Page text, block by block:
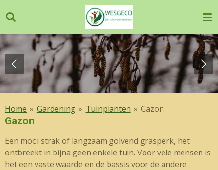
direct
naar
de
hoofdinhoud
Home » Gardening » Tuinplanten » Gazon
Gazon
Een mooi strak of langzaam golvend grasperk, het
ontbreekt in bijna geen enkele tuin. Voor vele mensen is
het een vaste waarde en de bassis voor de andere